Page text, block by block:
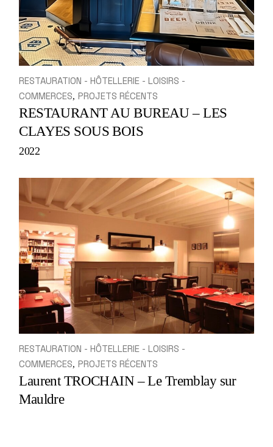
RESTAURATION - HÔTELLERIE - LOISIRS -
COMMERCES PROJETS RÉCENTS
RESTAURANT AU BUREAU – LES
CLAYES SOUS BOIS
2022
RESTAURATION - HÔTELLERIE - LOISIRS -
COMMERCES PROJETS RÉCENTS
Laurent TROCHAIN – Le Tremblay sur
Mauldre